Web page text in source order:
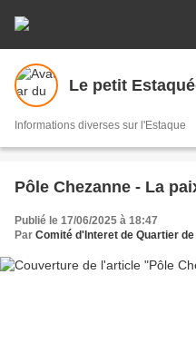
Le petit
Informations diverses sur l'Estaque
Pôle Chezanne - La
Publié le 17/06/2025 à 18:47
Par Comité d'Interet de Quartier